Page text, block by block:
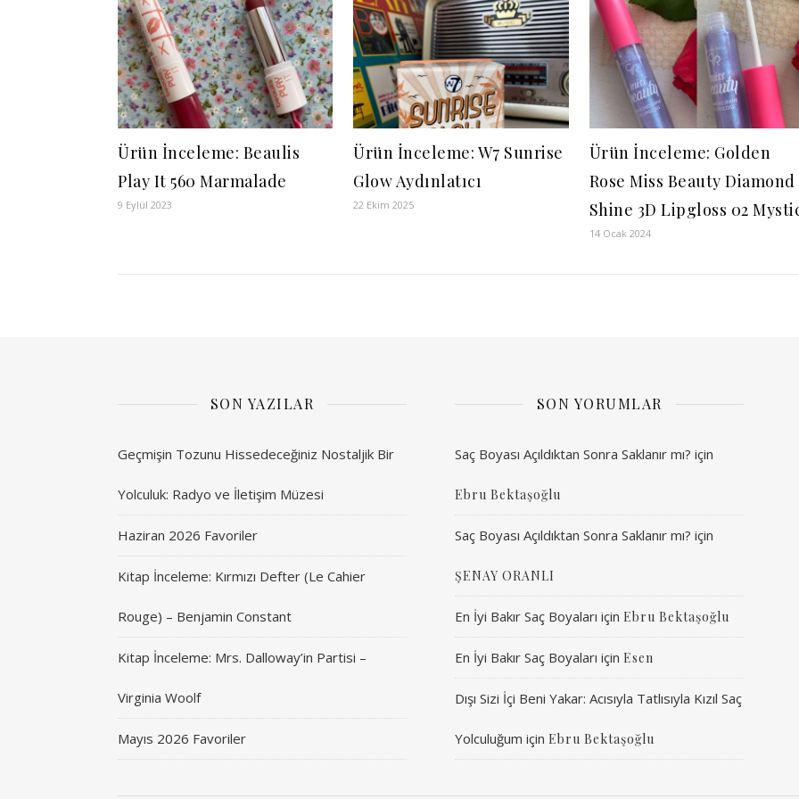
Ürün İnceleme: Beaulis
Play It 560 Marmalade
9 Eylül 2023
Ürün İnceleme: W7 Sunrise
Glow Aydınlatıcı
22 Ekim 2025
Ürün İnceleme: Golden
Rose Miss Beauty Diamond
Shine 3D Lipgloss 02
14 Ocak 2024
SON YAZILAR
Geçmişin Tozunu Hissedeceğiniz Nostaljik Bir
Yolculuk: Radyo ve İletişim Müzesi
Haziran 2026 Favoriler
Kitap İnceleme: Kırmızı Defter (Le Cahier
Rouge) – Benjamin Constant
Kitap İnceleme: Mrs. Dalloway’in Partisi –
Virginia Woolf
Mayıs 2026 Favoriler
SON YORUMLAR
Saç Boyası Açıldıktan Sonra Saklanır mı? için
Ebru Bektaşoğlu
Saç Boyası Açıldıktan Sonra Saklanır mı? için
ŞENAY ORANLI
En İyi Bakır Saç Boyaları için Ebru Bektaşoğlu
En İyi Bakır Saç Boyaları için Esen
Dışı Sizi İçi Beni Yakar: Acısıyla Tatlısıyla Kızıl Saç
Yolculuğum için Ebru Bektaşoğlu